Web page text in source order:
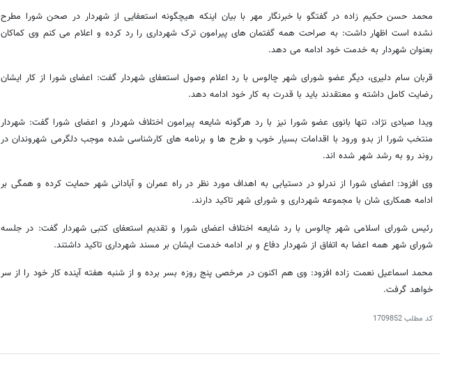
محمد حسن حکیم زاده در گفتگو با خبرنگار مهر با بیان اینکه هیچگونه استعفایی از شهردار در صحن شورا مطرح
نشده است اظهار داشت: به صراحت همه گفتمان های پیرامون ترک شهرداری را رد کرده و اعلام می کنم وی کماکان
بعنوان شهردار به خدمت خود ادامه می دهد.
قربان سام دلیری، دیگر عضو شورای شهر چالوس با رد اعلام وصول استعفای شهردار گفت: اعضای شورا از کار ایشان
رضایت کامل داشته و معتقدند باید با قدرت به کار خود ادامه دهد.
ویدا صیادی نژاد، تنها بانوی عضو شورا نیز با رد هرگونه شایعه پیرامون اختلاف شهردار و اعضای شورا گفت: شهردار
منتخب شورا از بدو ورود با اقدامات بسیار خوب و طرح ها و برنامه های کارشناسی شده موجب دلگرمی شهروندان در
روند رو به رشد شهر شده اند.
وی افزود: اعضای شورا از ندرلو در دستیابی به اهداف مورد نظر در راه عمران و آبادانی شهر حمایت کرده و همگی بر
ادامه همکاری شان با مجموعه شهرداری و شورای شهر تاکید دارند.
رئیس شورای اسلامی شهر چالوس با رد شایعه اختلاف اعضای شورا و تقدیم استعفای کتبی شهردار گفت: در جلسه
شورای شهر همه اعضا به اتفاق از شهردار دفاع و بر ادامه خدمت ایشان بر مسند شهرداری تاکید داشتند.
محمد اسماعیل نعمت زاده افزود: وی هم اکنون در مرخصی پنج روزه بسر برده و از شنبه هفته آینده کار خود را از سر
خواهد گرفت.
کد مطلب1709852